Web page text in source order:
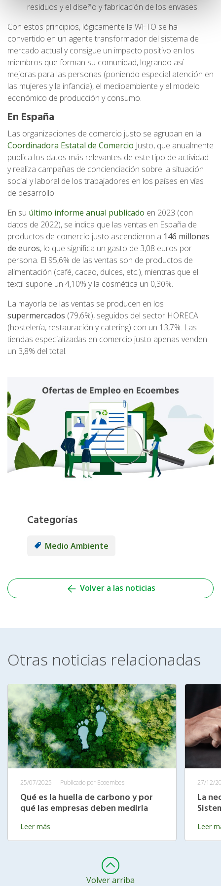
residuos y el diseño y fabricación de los envases.
Con estos principios, lógicamente la WFTO se ha
convertido en un agente transformador del sistema de
mercado actual y consigue un impacto positivo en los
miembros que forman su comunidad, logrando así
mejoras para las personas (poniendo especial atención en
las mujeres y la infancia), el medioambiente y el modelo
económico de producción y consumo.
En España
Las organizaciones de comercio justo se agrupan en la
Coordinadora Estatal de Comercio Justo, que anualmente
publica los datos más relevantes de este tipo de actividad
y realiza campañas de concienciación sobre la situación
social y laboral de los trabajadores en los países en vías
de desarrollo.
En su último informe anual publicado en 2023 (con
datos de 2022), se indica que las ventas en España de
productos de comercio justo ascendieron a 146 millones
de euros, lo que significa un gasto de 3,08 euros por
persona. El 95,6% de las ventas son de productos de
alimentación (café, cacao, dulces, etc.), mientras que el
textil supone un 4,10% y la cosmética un 0,30%.
La mayoría de las ventas se producen en los
supermercados (79,6%), seguidos del sector HORECA
(hostelería, restauración y catering) con un 13,7%. Las
tiendas especializadas en comercio justo apenas venden
un 3,8% del total.
Categorías
Medio Ambiente
Volver a las noticias
Otras noticias relacionadas
25/07/2025 Publicado por Ecoembes
Qué es la huella de carbono y por
qué las empresas deben medirla
Leer más
27/12/
La
Leer
Volver arriba